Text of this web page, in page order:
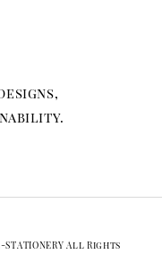
STATIONERY All Rights